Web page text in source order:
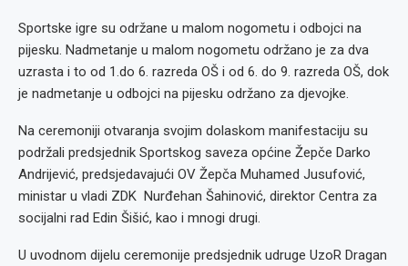
Sportske igre su održane u malom nogometu i odbojci na
pijesku. Nadmetanje u malom nogometu održano je za dva
uzrasta i to od 1.do 6. razreda OŠ i od 6. do 9. razreda OŠ, dok
je nadmetanje u odbojci na pijesku održano za djevojke.
Na ceremoniji otvaranja svojim dolaskom manifestaciju su
podržali predsjednik Sportskog saveza općine Žepče Darko
Andrijević, predsjedavajući OV Žepča Muhamed Jusufović,
ministar u vladi ZDK Nurđehan Šahinović, direktor Centra za
socijalni rad Edin Šišić, kao i mnogi drugi.
U uvodnom dijelu ceremonije predsjednik udruge UzoR Dragan